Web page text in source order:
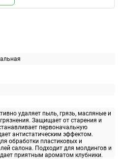
удаляет пыль, грязь, масляные и
Защищает от старения и
первоначальную
антистатическим эффектом.
обработки пластиковых и
салона. Подходит для молдингов и
приятным ароматом клубники.